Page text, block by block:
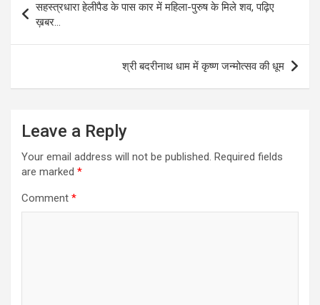
navigation
सहस्त्रधारा हेलीपैड के पास कार में महिला-पुरुष के मिले शव, पढ़िए
ख़बर…
श्री बदरीनाथ धाम में कृष्ण जन्मोत्सव की धूम
Leave a Reply
Your email address will not be published. Required fields
are marked *
Comment *